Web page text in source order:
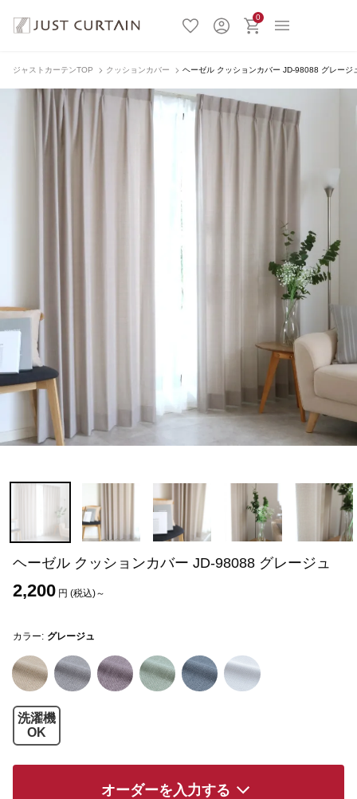
0
ジャストカーテンTOP クッションカバー ヘーゼル クッションカバー JD-98088 グレージ
ヘーゼル クッションカバー JD-98088 グレージュ
2,200 円 (税込)～
カラー: グレージュ
洗濯機
OK
オーダーを入力する